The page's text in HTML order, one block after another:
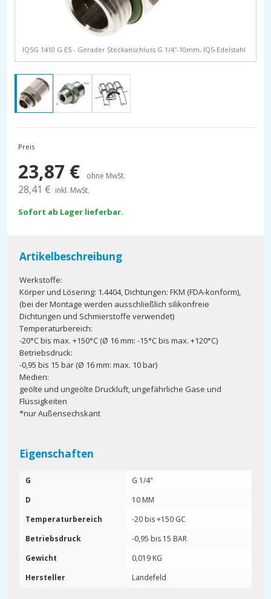
IQSG 1410 G ES - Gerader Steckanschluss G 1/4″-10mm, IQS-Edelstahl
Preis
23,87 € ohne MwSt.
28,41 € inkl. MwSt.
Sofort ab Lager lieferbar.
Artikelbeschreibung
Werkstoffe:
Körper und Lösering: 1.4404, Dichtungen: FKM (FDA-konform),
(bei der Montage werden ausschließlich silikonfreie
Dichtungen und Schmierstoffe verwendet)
Temperaturbereich:
-20°C bis max. +150°C (Ø 16 mm: -15°C bis max. +120°C)
Betriebsdruck:
-0,95 bis 15 bar (Ø 16 mm: max. 10 bar)
Medien:
geölte und ungeölte Druckluft, ungefährliche Gase und
Flüssigkeiten
*nur Außensechskant
Eigenschaften
G
G 1/4"
D
10 MM
Temperaturbereich
-20 bis +150 GC
Betriebsdruck
-0,95 bis 15 BAR
Gewicht
0,019 KG
Hersteller
Landefeld